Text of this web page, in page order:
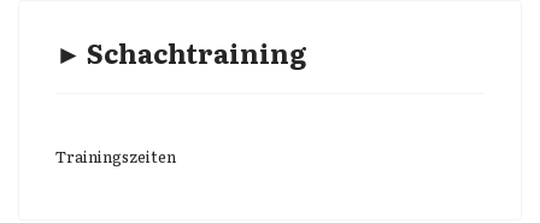
► Schachtraining
Trainingszeiten